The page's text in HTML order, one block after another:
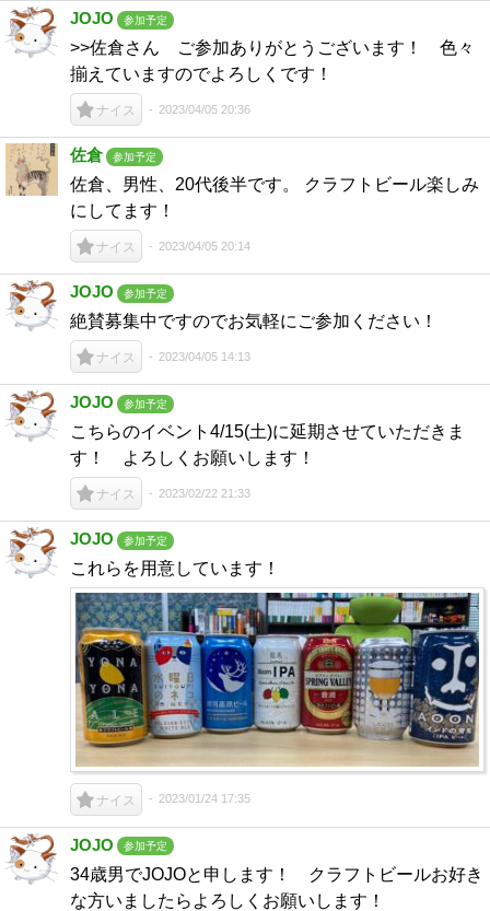
JOJO 参加予定
>>佐倉さん ご参加ありがとうございます！ 色々
揃えていますのでよろしくです！
ナイス 2023/04/05 20:36
佐倉 参加予定
佐倉、男性、20代後半です。 クラフトビール楽しみ
にしてます！
ナイス 2023/04/05 20:14
JOJO 参加予定
絶賛募集中ですのでお気軽にご参加ください！
ナイス 2023/04/05 14:13
JOJO 参加予定
こちらのイベント4/15(土)に延期させていただきま
す！ よろしくお願いします！
ナイス 2023/02/22 21:33
JOJO 参加予定
これらを用意しています！
ナイス 2023/01/24 17:35
JOJO 参加予定
34歳男でJOJOと申します！ クラフトビールお好き
な方いましたらよろしくお願いします！